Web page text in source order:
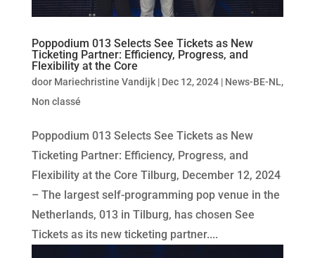
Poppodium 013 Selects See Tickets as New
Ticketing Partner: Efficiency, Progress, and
Flexibility at the Core
door Mariechristine Vandijk| Dec 12, 2024| News-BE-NL,
Non classé
Poppodium 013 Selects See Tickets as New
Ticketing Partner: Efficiency, Progress, and
Flexibility at the Core Tilburg, December 12, 2024
– The largest self-programming pop venue in the
Netherlands, 013 in Tilburg, has chosen See
Tickets as its new ticketing partner....